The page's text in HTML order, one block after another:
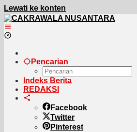
Lewati ke konten
Pencarian
Indeks Berita
REDAKSI
Facebook
Twitter
Pinterest